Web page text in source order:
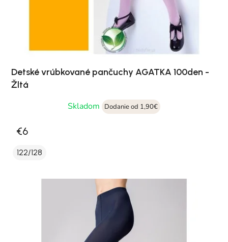
Detské vrúbkované pančuchy AGATKA 100den -
Žltá
Skladom
Dodanie od 1,90€
€6
122/128